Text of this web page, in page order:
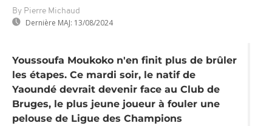
By Pierre Michaud
Dernière MAJ: 13/08/2024
Youssoufa Moukoko n'en finit plus de brûler
les étapes. Ce mardi soir, le natif de
Yaoundé devrait devenir face au Club de
Bruges, le plus jeune joueur à fouler une
pelouse de Ligue des Champions